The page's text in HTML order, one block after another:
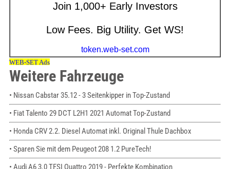
Weitere Fahrzeuge
• Nissan Cabstar 35.12 - 3 Seitenkipper in Top-Zustand
• Fiat Talento 29 DCT L2H1 2021 Automat Top-Zustand
• Honda CRV 2.2. Diesel Automat inkl. Original Thule Dachbox
• Sparen Sie mit dem Peugeot 208 1.2 PureTech!